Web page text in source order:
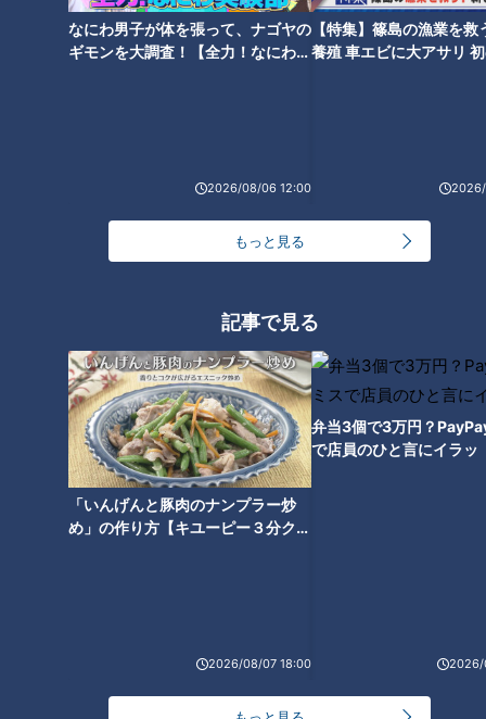
なにわ男子が体を張って、ナゴヤの
ギモンを大調査！【全力！なにわ実
2026/08/06 12:00
【特集】篠島の漁業を救
養殖 車エビに大アサリ
もっと見る
記事で見る
「いんげんと豚肉のナンプラー炒
め」の作り方【キユーピー３分クッ
2026/08/07 18:00
弁当3個で3万円？
で店員のひと言にイラッ
2026/
た」空や地面しか見えない時間
こんなに種類あるの…旅館の“部
屋食”で点火する『青いアレ』の
謎に迫る シェア6割強の会社
「青はほぼ当社の物」